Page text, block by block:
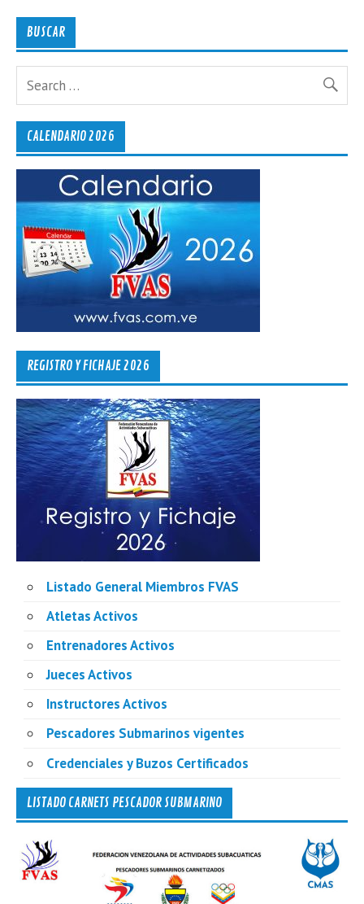
BUSCAR
CALENDARIO 2026
REGISTRO Y FICHAJE 2026
Listado General Miembros FVAS
Atletas Activos
Entrenadores Activos
Jueces Activos
Instructores Activos
Pescadores Submarinos vigentes
Credenciales y Buzos Certificados
LISTADO CARNETS PESCADOR SUBMARINO